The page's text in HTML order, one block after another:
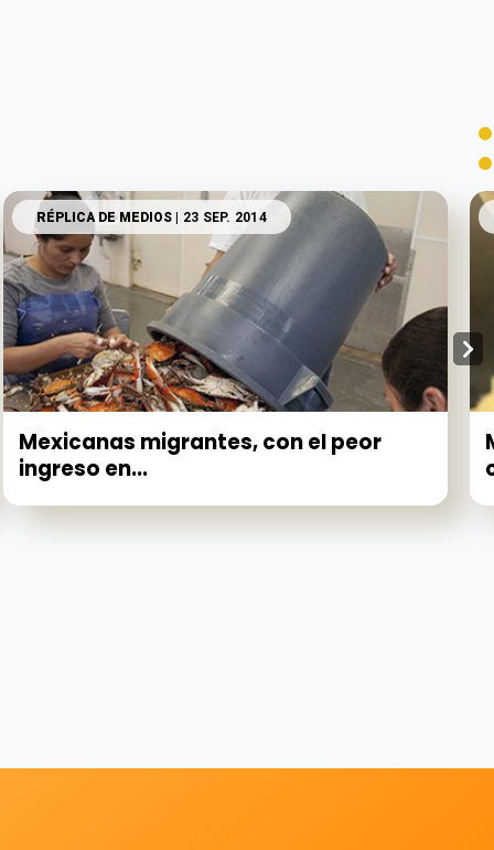
RÉPLICA DE MEDIOS | 23 SEP. 2014
Mexicanas migrantes, con el peor
ingreso en...